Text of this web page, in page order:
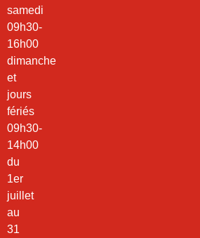
samedi
09h30-
16h00
dimanche
et
jours
fériés
09h30-
14h00
du
1er
juillet
au
31